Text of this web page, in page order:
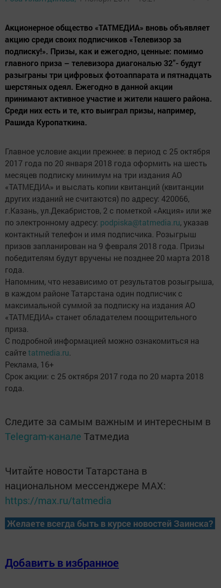
Акционерное общество «ТАТМЕДИА» вновь объявляет
акцию среди своих подписчиков «Телевизор за
подписку!». Призы, как и ежегодно, ценные: помимо
главного приза – телевизора диагональю 32”- будут
разыграны три цифровых фотоаппарата и пятнадцать
шерстяных одеял. Ежегодно в данной акции
принимают активное участие и жители нашего района.
Среди них есть и те, кто выиграл призы, например,
Рашида Куропаткина.
Главное условие акции прежнее: в период с 25 октября
2017 года по 20 января 2018 года оформить на шесть
месяцев подписку минимум на три издания АО
«ТАТМЕДИА» и выслать копии квитанций (квитанции
других изданий не считаются) по адресу: 420066,
г.Казань, ул.Декабристов, 2 с пометкой «Акция» или же
по электронному адресу: podpiska@tatmedia.ru, указав
контактный телефон и имя подписчика. Розыгрыш
призов запланирован на 9 февраля 2018 года. Призы
победителям будут вручены не позднее 20 марта 2018
года.
Напомним, что независимо от результатов розыгрыша,
в каждом районе Татарстана один подписчик с
максимальной суммой за подписку на издания АО
«ТАТМЕДИА» станет обладателем поощрительного
приза.
С подробной информацией можно ознакомиться на
сайтеtatmedia.ru.
Реклама, 16+
Срок акции: с 25 октября 2017 года по 20 марта 2018
года.
Следите за самым важным и интересным в
Telegram-канале Татмедиа
Читайте новости Татарстана в
национальном мессенджере MАХ:
https://max.ru/tatmedia
Желаете всегда быть в курсе новостей Заинска?
Добавить в избранное